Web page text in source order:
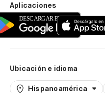
Aplicaciones
Ubicación e idioma
Hispanoamérica